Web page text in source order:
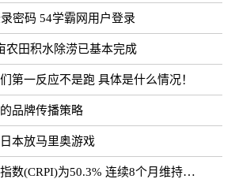
密码 54学霸网用户登录
农田积水除涝已基本完成
第一反应不是跑 具体是什么情况！
品牌传播策略
本放马里奥游戏
为50.3% 连续8个月维持在扩张区间